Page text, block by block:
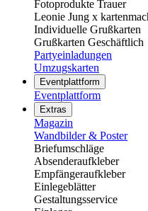
Fotoprodukte Trauer
Leonie Jung x
Individuelle Grußkarten
Grußkarten Geschäftlich
Partyeinladungen
Umzugskarten
Eventplattform
Eventplattform
Extras
Magazin
Wandbilder & Poster
Briefumschläge
Absenderaufkleber
Empfängeraufkleber
Einlegeblätter
Gestaltungsservice